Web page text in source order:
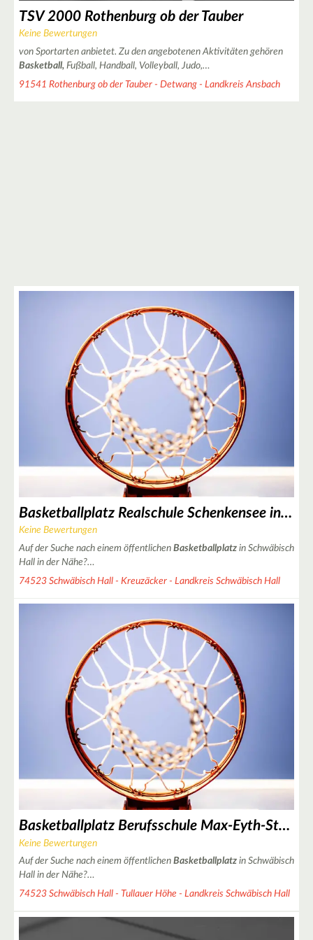
TSV 2000 Rothenburg ob der Tauber
Keine Bewertungen
von Sportarten anbietet. Zu den angebotenen Aktivitäten gehören
Basketball, Fußball, Handball, Volleyball, Judo,…
91541 Rothenburg ob der Tauber - Detwang - Landkreis Ansbach
Basketballplatz Realschule Schenkensee in Schwäbisch Hall
Keine Bewertungen
Auf der Suche nach einem öffentlichen Basketballplatz in Schwäbisch
Hall in der Nähe?…
74523 Schwäbisch Hall - Kreuzäcker - Landkreis Schwäbisch Hall
Basketballplatz Berufsschule Max-Eyth-Straße
Keine Bewertungen
Auf der Suche nach einem öffentlichen Basketballplatz in Schwäbisch
Hall in der Nähe?…
74523 Schwäbisch Hall - Tullauer Höhe - Landkreis Schwäbisch Hall
4
3
3
3
7
4
2
2
2